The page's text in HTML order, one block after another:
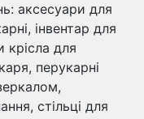
аксесуари для
інвентар для
крісла для
перукарні
стільці для